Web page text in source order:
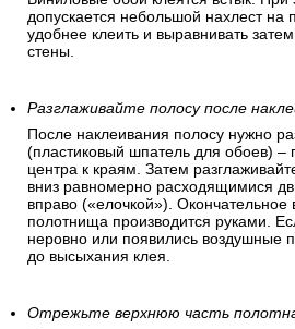
допускается небольшой нахлест на
удобнее клеить и выравнивать
стены.
Разглаживайте полосу после
После наклеивания полосу нужно
(пластиковый шпатель для обоев) –
центра к краям. Затем
вниз равномерно расходящимися
вправо («елочкой»). Окончательное
полотнища производится руками.
неровно или появились воздушные
до высыхания клея.
Отрежьте верхнюю часть